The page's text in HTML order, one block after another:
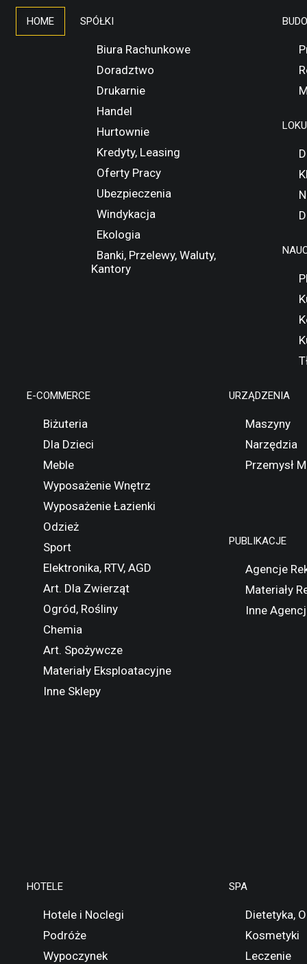
HOME SPÓŁKI
Biura Rachunkowe
Doradztwo
Drukarnie
Handel
Hurtownie
Kredyty, Leasing
Oferty Pracy
Ubezpieczenia
Windykacja
Ekologia
Banki, Przelewy, Waluty,
Kantory
E-COMMERCE
Biżuteria
Dla Dzieci
Meble
Wyposażenie Wnętrz
Wyposażenie Łazienki
Odzież
Sport
Elektronika, RTV, AGD
Art. Dla Zwierząt
Ogród, Rośliny
Chemia
Art. Spożywcze
Materiały Eksploatacyjne
Inne Sklepy
URZĄDZENIA
Maszyny
Narzędzia
Przemysł
PUBLIKACJE
Agencje
Materiały
Inne
HOTELE
Hotele i Noclegi
Podróże
Wypoczynek
SPA
Dietetyka,
Kosmetyki
Leczenie